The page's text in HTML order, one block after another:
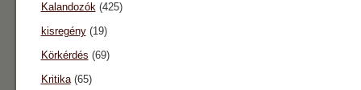
Kalandozók(425)
kisregény(19)
Körkérdés (69)
Kritika(65)